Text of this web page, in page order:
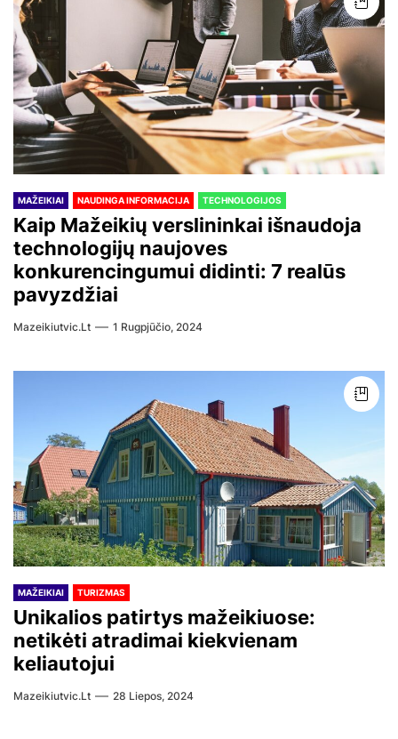
MAŽEIKIAI NAUDINGA INFORMACIJA TECHNOLOGIJOS
Kaip Mažeikių verslininkai išnaudoja
technologijų naujoves
konkurencingumui didinti: 7 realūs
pavyzdžiai
Mazeikiutvic.lt 1 Rugpjūčio, 2024
MAŽEIKIAI TURIZMAS
Unikalios patirtys mažeikiuose:
netikėti atradimai kiekvienam
keliautojui
Mazeikiutvic.lt 28 Liepos, 2024